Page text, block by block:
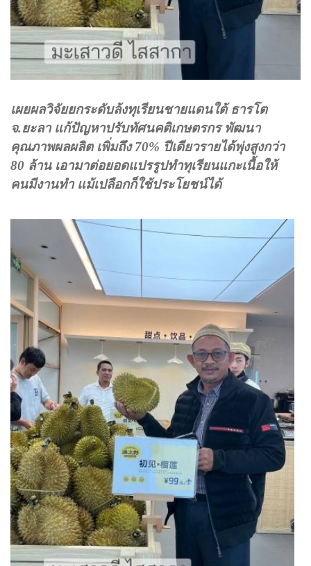
เผยผลวิจัยยกระดับล้งทุเรียนชายแดนใต้ ธารโต
จ.ยะลา แก้ปัญหาปรับทัศนคติเกษตรกร พัฒนา
คุณภาพผลผลิต เพิ่มถึง70% ปีเดียวรายได้พุ่งสูงกว่า
80 ล้าน เอามาต่อยอดแปรรูปทำทุเรียนแกะเนื้อให้
คนมีงานทำ แม้เปลือกก็ใช้ประโยชน์ได้